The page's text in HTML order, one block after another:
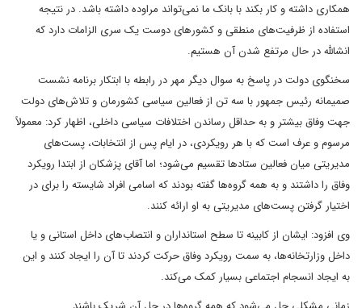
همکاری داشته و کار بکند با بانک ما نمی‌تواند مراوده داشته باشد. در نتیجه
استفاده از ظرفیت‌های منطقی و کشورهای دوست یک سری الزامات دارد که
انشالله در حال مرتفع شدن آن هستیم.
سخنگوی دولت در پاسخ به سوال دیگر مهر در رابطه با ابتکار برنامه نشست
صمیمانه رئیس جمهور با سه تن از فعالین سیاسی کشورمان و تلاش‌های دولت
جهت وفاق بیشتر و به حداقل رساندن اختلافات سیاسی داخلی، اظهار کرد: معمولاً
مرسوم و عرف است که با هر رویکردی، در ایام پس از انتخابات، پست‌های
مدیریتی میان فعالین ستادها تقسیم می‌شود؛ اما آقای پزشکان از ابتدا رویکرد
وفاق را داشتند و به همه گروه‌ها گفته بودند که اسامی افراد شایسته را برای در
اختیار گرفتن پست‌های مدیریتی به او ارائه کنند.
وی افزود: ایشان از کابینه تا سطح استانداران و انتصاب‌های داخل استانی و یا
داخل وزارتخانه‌ها، به سمت رویکرد وفاق حرکت کردند تا آن را ایجاد کنند و این
به ایجاد انسجام اجتماعی بسیار کمک می‌کند.